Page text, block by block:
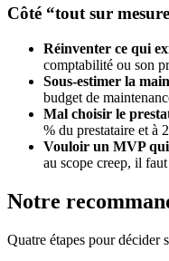
Côté “tout sur
Réinventer ce qui
comptabilité ou son
Sous-estimer la
budget de
Mal choisir le
% du prestataire et à
Vouloir un MVP
au scope creep, il
Notre
Quatre étapes pour décider